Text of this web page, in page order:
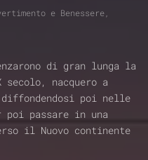
e Benessere
di gran lunga la
secolo, nacquero a
poi nelle
poi passare in una
il Nuovo continente